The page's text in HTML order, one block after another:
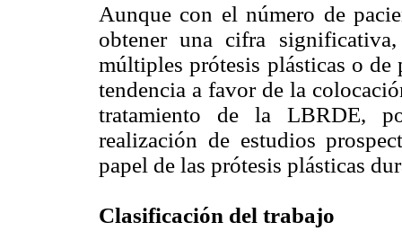
Aunque con el número de
obtener una cifra
múltiples prótesis plásticas o de
tendencia a favor de la
tratamiento de la LBRDE,
realización de estudios
papel de las prótesis plásticas
Clasificación del trabajo